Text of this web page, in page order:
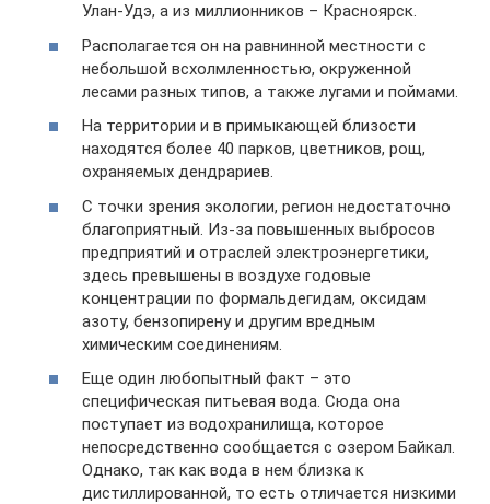
Улан-Удэ, а из миллионников – Красноярск.
Располагается он на равнинной местности с
небольшой всхолмленностью, окруженной
лесами разных типов, а также лугами и поймами.
На территории и в примыкающей близости
находятся более 40 парков, цветников, рощ,
охраняемых дендрариев.
С точки зрения экологии, регион недостаточно
благоприятный. Из-за повышенных выбросов
предприятий и отраслей электроэнергетики,
здесь превышены в воздухе годовые
концентрации по формальдегидам, оксидам
азоту, бензопирену и другим вредным
химическим соединениям.
Еще один любопытный факт – это
специфическая питьевая вода. Сюда она
поступает из водохранилища, которое
непосредственно сообщается с озером Байкал.
Однако, так как вода в нем близка к
дистиллированной, то есть отличается низкими